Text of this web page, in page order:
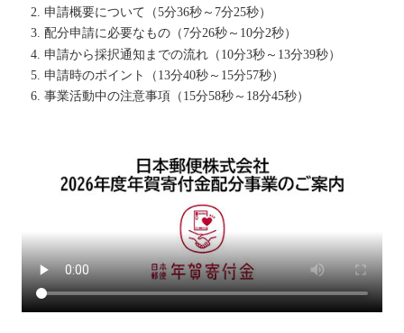
申請概要について（5分36秒～7分25秒）
配分申請に必要なもの（7分26秒～10分2秒）
申請から採択通知までの流れ（10分3秒～13分39秒）
申請時のポイント（13分40秒～15分57秒）
事業活動中の注意事項（15分58秒～18分45秒）